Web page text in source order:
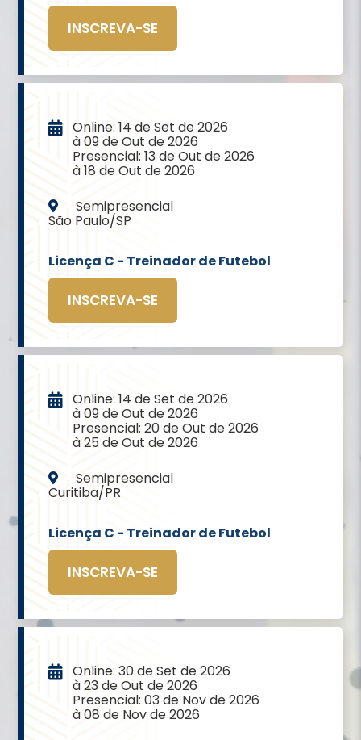
INSCREVA-SE
Online: 14 de Set de 2026
à 09 de Out de 2026
Presencial: 13 de Out de 2026
à 18 de Out de 2026
Semipresencial
São Paulo/SP
Licença C - Treinador de Futebol
INSCREVA-SE
Online: 14 de Set de 2026
à 09 de Out de 2026
Presencial: 20 de Out de 2026
à 25 de Out de 2026
Semipresencial
Curitiba/PR
Licença C - Treinador de Futebol
INSCREVA-SE
Online: 30 de Set de 2026
à 23 de Out de 2026
Presencial: 03 de Nov de 2026
à 08 de Nov de 2026